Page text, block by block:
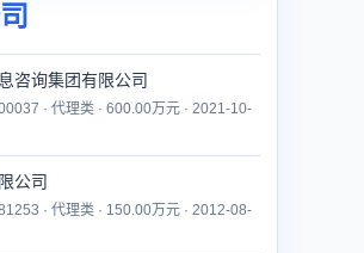
咨询集团有限公司
· 代理类 · 600.00万元 · 2021-10-
公司
· 代理类 · 150.00万元 · 2012-08-